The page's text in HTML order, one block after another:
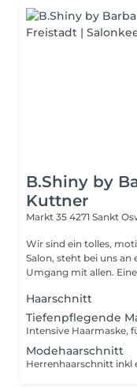
B.Shiny by
Kuttner
Markt 35 4271 Sankt
Wir sind ein tolles,
Salon, steht bei uns an
Umgang mit
Haarschnitt
Tiefenpflegende
Modehaarschnitt
Herrenhaarschnitt inkl